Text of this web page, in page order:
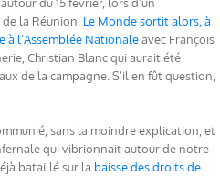
la Réunion. Le Monde sortit alors, à
l’Assemblée Nationaleavec François
Christian Blanc qui aurait été
de la campagne. S’il en fût question,
sans la moindre explication, et
qui vibrionnait autour de notre
bataillé sur la baisse des droits de